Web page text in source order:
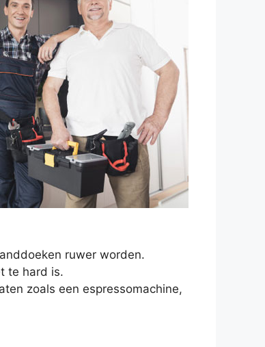
ruwer worden.
te hard is.
zoals een espressomachine,